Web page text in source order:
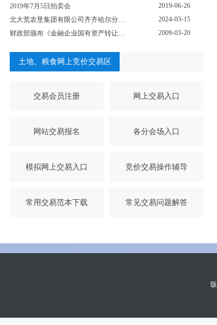
2019年7月5日拍卖会
2019-06-26
2024-03-15
2009-03-20
土地、粮食网上竞价交易区
交易会员注册 网上交易入口
网站交易报名 各分会场入口
模拟网上交易入口 竞价交易操作辅导
常用交易范本下载 常见交易问题解答